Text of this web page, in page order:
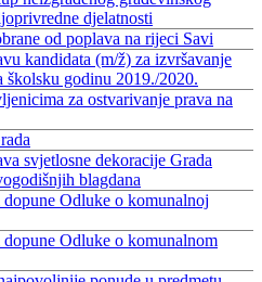
djelatnosti
od poplava na rijeci Savi
kandidata (m/ž) za izvršavanje
školsku godinu 2019./2020.
za ostvarivanje prava na
svjetlosne dekoracije Grada
blagdana
Odluke o komunalnoj
Odluke o komunalnom